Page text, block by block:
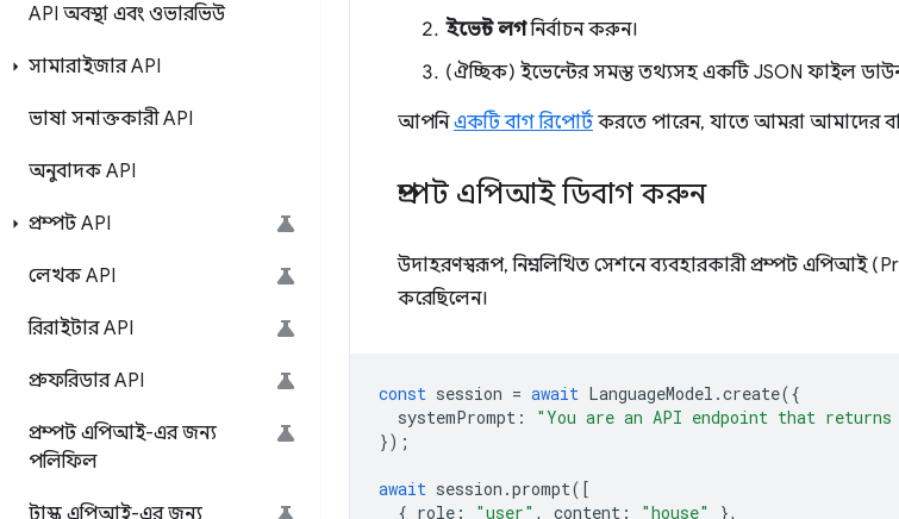
API অবস্থা এবং ওভারভিউ
সামারাইজার API
ভাষা সনাক্তকারী API
অনুবাদক API
প্রম্পট API
লেখক API
রিরাইটার API
প্রুফরিডার API
প্রম্পট এপিআই-এর জন্য
পলিফিল
টাস্ক এপিআই-এর জন্য
ইভেন্ট লগনির্বাচন করুন।
(ঐচ্ছিক) ইভেন্টের সমস্ত তথ্যসহ একটি JSON ফাইল
আপনিএকটি বাগ রিপোর্টকরতে পারেন, যাতে আমরা আমাদের
প্রম্পট এপিআই ডিবাগ করুন
উদাহরণস্বরূপ, নিম্নলিখিত সেশনে ব্যবহারকারী প্রম্পট এপিআই
করেছিলেন।
const session = await LanguageModel .create({
systemPrompt :
"You are an API endpoint that returns
});
await session .prompt([
{ role : "user" , content : "house"
},